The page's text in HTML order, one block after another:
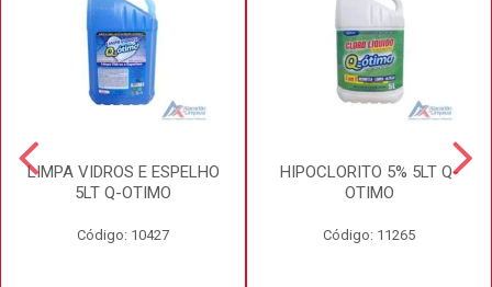
LIMPA VIDROS E ESPELHO
5LT Q-OTIMO
Código: 10427
HIPOCLORITO 5% 5LT Q-
OTIMO
Código: 11265